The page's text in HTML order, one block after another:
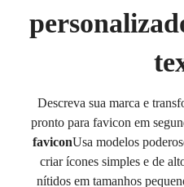
Descreva sua marca e
pronto para favicon em
faviconUsa modelos
criar ícones simples e de
nítidos em tamanhos